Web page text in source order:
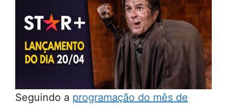
Seguindo a programação do mês de